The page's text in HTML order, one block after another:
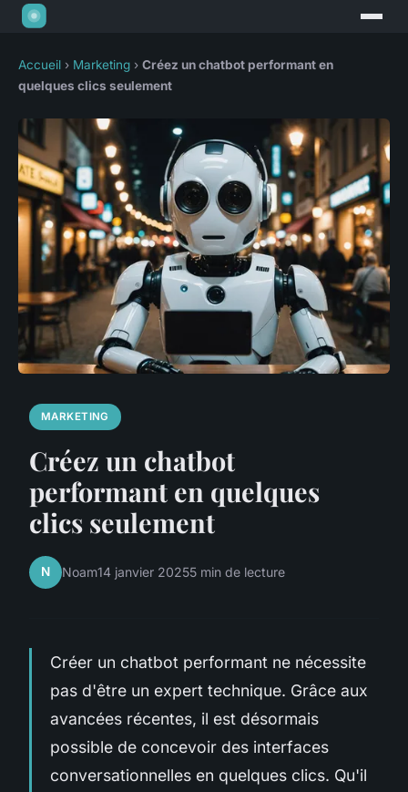
Accueil › Marketing › Créez un chatbot performant en
quelques clics seulement
MARKETING
Créez un chatbot
performant en quelques
clics seulement
N Noam14 janvier 20255 min de lecture
Créer un chatbot performant ne nécessite
pas d'être un expert technique. Grâce aux
avancées récentes, il est désormais
possible de concevoir des interfaces
conversationnelles en quelques clics. Qu'il